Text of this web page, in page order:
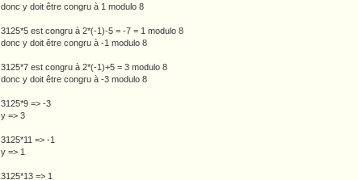
donc y doit être congru à 1 modulo 8
3125*5 est congru à 2*(-1)-5 = -7 = 1 modulo 8
donc y doit être congru à -1 modulo 8
3125*7 est congru à 2*(-1)+5 = 3 modulo 8
donc y doit être congru à -3 modulo 8
3125*9 => -3
y => 3
3125*11 => -1
y => 1
3125*13 => 1